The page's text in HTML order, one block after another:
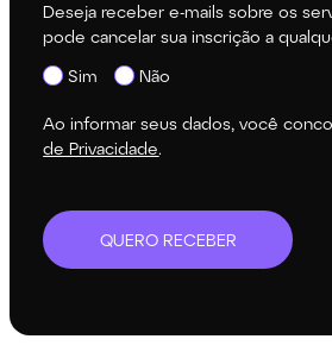
Deseja receber e-mails sobre os
pode cancelar sua inscrição a
Sim
Não
Ao informar seus dados, você
de Privacidade.
QUERO RECEBER